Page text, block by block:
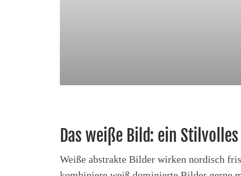
Das weiße Bild: ein
Weiße abstrakte Bilder wirken nordisch